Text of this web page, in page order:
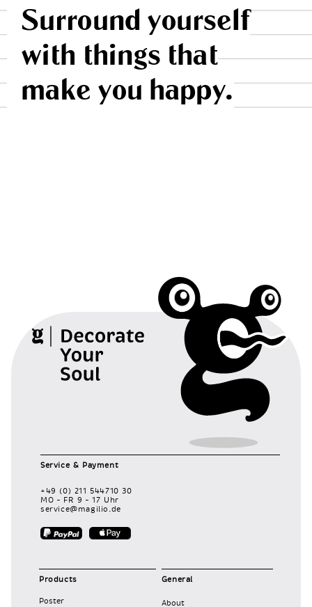
Surround yourself
with things that
make you happy.
Service & Payment
+49 (0) 211 544710 30
MO – FR 9 – 17 Uhr
service@magilio.de
Products
Poster
General
About